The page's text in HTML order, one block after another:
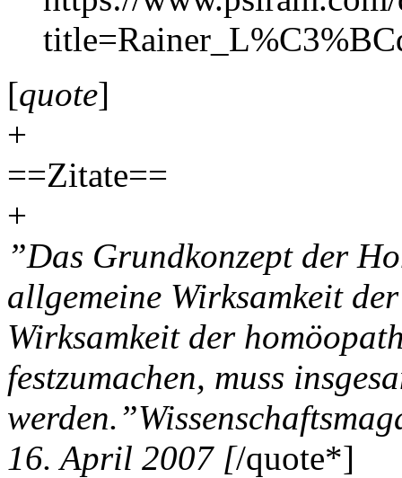
[quote]
+
==Zitate==
+
”Das Grundkonzept der
allgemeine Wirksamkeit
Wirksamkeit der
festzumachen, muss
16. April 2007 [/quote*]